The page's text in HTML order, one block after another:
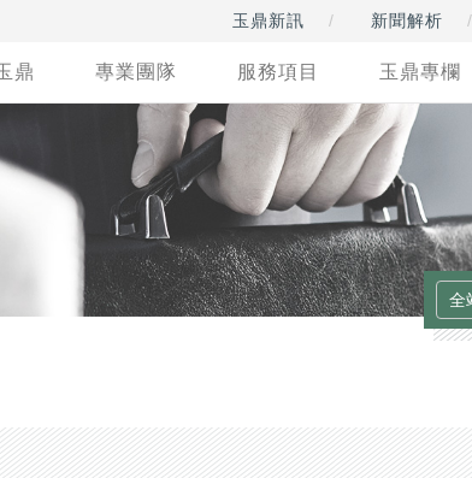
玉鼎新訊 新聞解析
鼎 專業團隊 服務項目 玉鼎專欄